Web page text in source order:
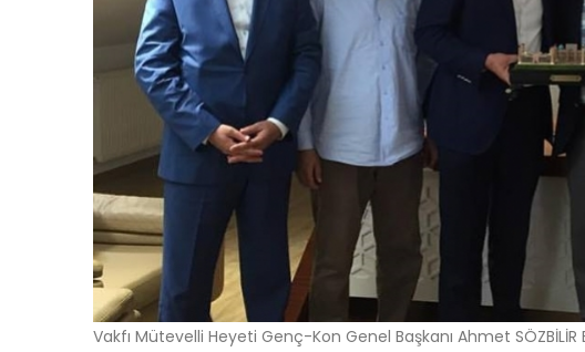
Vakfı Mütevelli Heyeti Genç-Kon Genel Başkanı Ahmet